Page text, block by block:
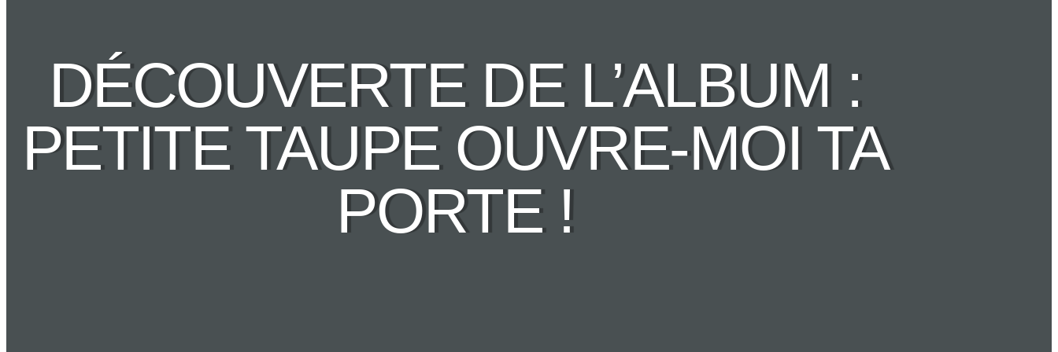
DÉCOUVERTE DE L’ALBUM :
PETITE TAUPE OUVRE-MOI TA
PORTE !